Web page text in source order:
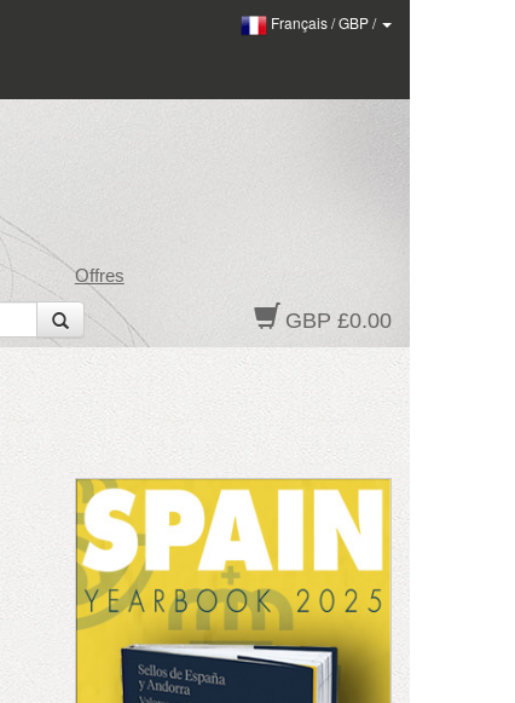
Français/GBP/
Offres
GBP £0.00